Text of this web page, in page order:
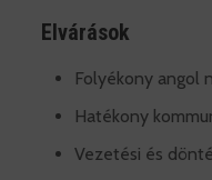
Elvárások
Folyékony angol
Hatékony
Vezetési és